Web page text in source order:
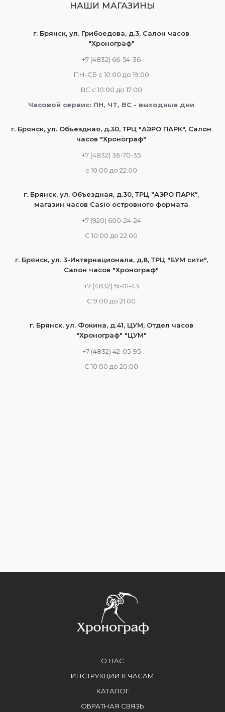
НАШИ МАГАЗИНЫ
г. Брянск, ул. Грибоедова, д.3, Салон часов
"Хронограф"
+7 (4832) 66-54-36
ПН-СБ с 10:00 до 19:00
ВС с 10:00 до 17:00
Часовой сервис: ПН, ЧТ, ВС - выходные дни
г. Брянск, ул. Объездная, д.30, ТРЦ "АЭРО ПАРК", Салон
часов "Хронограф"
+7 (4832) 36-70-35
c 10:00 до 22:00
г. Брянск, ул. Объездная, д.30, ТРЦ "АЭРО ПАРК",
магазин часов Casio островного формата
+7 (920) 600-24-24
С 10:00 до 22:00
г. Брянск, ул. 3-Интернационала, д.8, ТРЦ "БУМ сити",
Салон часов "Хронограф"
+7 (4832) 51-01-43
С 9:00 до 21:00
г. Брянск, ул. Фокина, д.41, ЦУМ, Отдел часов
"Хронограф" "ЦУМ"
+7 (4832) 42-05-95
С 10:00 до 20:00
О НАС
ИНСТРУКЦИИ К ЧАСАМ
КАТАЛОГ
ОБРАТНАЯ СВЯЗЬ